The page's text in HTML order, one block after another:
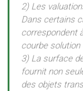
2) Les
Dans certains
correspondent
courbe solution
3) La surface
fournit non
des objets